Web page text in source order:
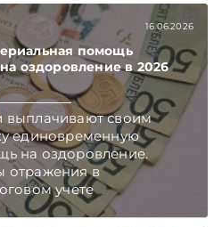
16.06.2026
помощь
оздоровление в 2026
выплачивают своим
единовременную
на оздоровление.
отражения в
учете
по начислению и